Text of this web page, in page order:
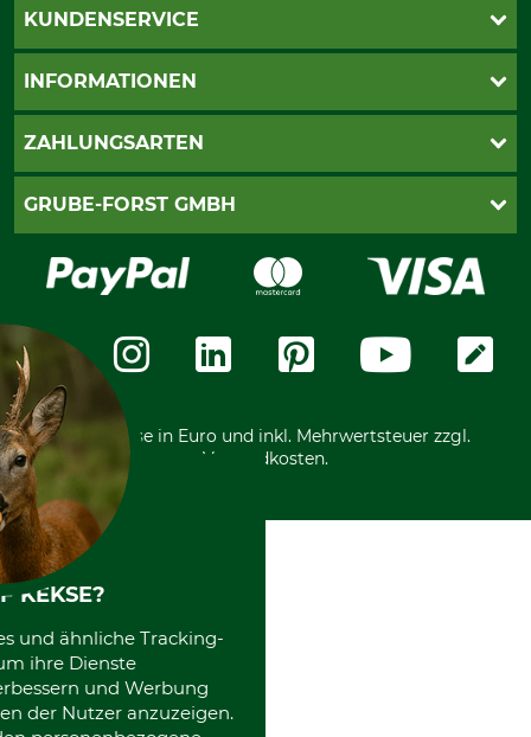
KUNDENSERVICE
Katalogbestellung
INFORMATIONEN
AGB
Widerrufsformular
Zahlungsarten
ZAHLUNGSARTEN
PayPal
Vorkasse
GRUBE-FORST GMBH
Karriere
Über uns
Community
International
*Alle Preise in Euro und inkl. Mehrwertsteuer zzgl.
Versandkosten.
KEKSE?
und ähnliche Tracking-
ihre Dienste
und Werbung
der Nutzer anzuzeigen.